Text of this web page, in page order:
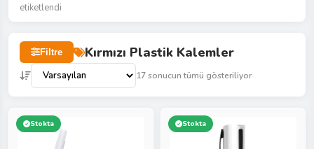
etiketlendi
Filtre Kırmızı Plastik Kalemler
17 sonucun tümü gösteriliyor
Stokta Stokta